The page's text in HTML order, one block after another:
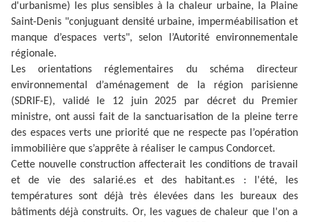
d'urbanisme) les plus sensibles à la chaleur urbaine, la Plaine
Saint-Denis "conjuguant densité urbaine, imperméabilisation et
manque d’espaces verts", selon l’Autorité environnementale
régionale.
Les orientations réglementaires du schéma directeur
environnemental d’aménagement de la région parisienne
(SDRIF-E), validé le 12 juin 2025 par décret du Premier
ministre, ont aussi fait de la sanctuarisation de la pleine terre
des espaces verts une priorité que ne respecte pas l’opération
immobilière que s’apprête à réaliser le campus Condorcet.
Cette nouvelle construction affecterait les conditions de travail
et de vie des salarié.es et des habitant.es : l'été, les
températures sont déjà très élevées dans les bureaux des
bâtiments déjà construits. Or, les vagues de chaleur que l'on a